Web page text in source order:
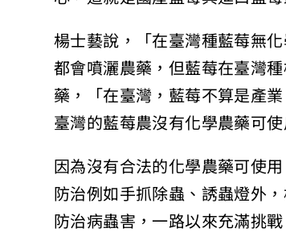
楊士藝說，「在臺灣種藍莓無
都會噴灑農藥，但藍莓在臺灣
藥，「在臺灣，藍莓不算是產
臺灣的藍莓農沒有化學農藥可
因為沒有合法的化學農藥可使
防治例如手抓除蟲、誘蟲燈外
防治病蟲害，一路以來充滿挑